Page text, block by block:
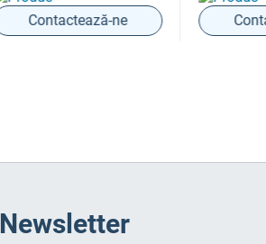
Contactează-ne
Newsletter